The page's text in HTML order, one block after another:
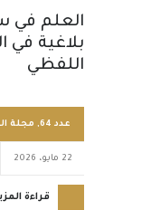
العلم في
بلاغية في
اللفظي
عدد 64 , مجلة
22 مايو، 2026
قراءة